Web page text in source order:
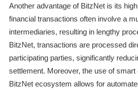
Another advantage of BitzNet is its
financial transactions often involve a
intermediaries, resulting in lengthy
BitzNet, transactions are processed
participating parties, significantly
settlement. Moreover, the use of
BitzNet ecosystem allows for